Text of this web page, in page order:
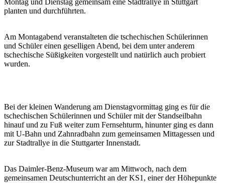
planten und durchführten.
Am Montagabend veranstalteten die tschechischen Schülerinnen
und Schüler einen geselligen Abend, bei dem unter anderem
tschechische Süßigkeiten vorgestellt und natürlich auch probiert
wurden.
Bei der kleinen Wanderung am Dienstagvormittag ging es für die
tschechischen Schülerinnen und Schüler mit der Standseilbahn
hinauf und zu Fuß weiter zum Fernsehturm, hinunter ging es dann
mit U-Bahn und Zahnradbahn zum gemeinsamen Mittagessen und
zur Stadtrallye in die Stuttgarter Innenstadt.
Das Daimler-Benz-Museum war am Mittwoch, nach dem
gemeinsamen Deutschunterricht an der KS1, einer der Höhepunkte